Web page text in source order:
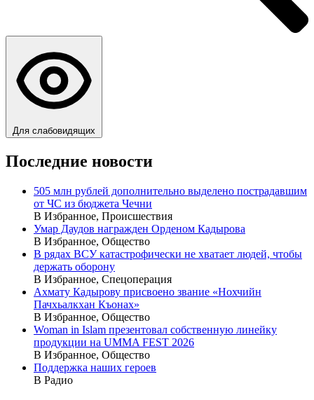
Для слабовидящих
Последние новости
505 млн рублей дополнительно выделено пострадавшим
от ЧС из бюджета Чечни
В Избранное, Происшествия
Умар Даудов награжден Орденом Кадырова
В Избранное, Общество
В рядах ВСУ катастрофически не хватает людей, чтобы
держать оборону
В Избранное, Спецоперация
Ахмату Кадырову присвоено звание «Нохчийн
Пачхьалкхан Къонах»
В Избранное, Общество
Woman in Islam презентовал собственную линейку
продукции на UMMA FEST 2026
В Избранное, Общество
Поддержка наших героев
В Радио